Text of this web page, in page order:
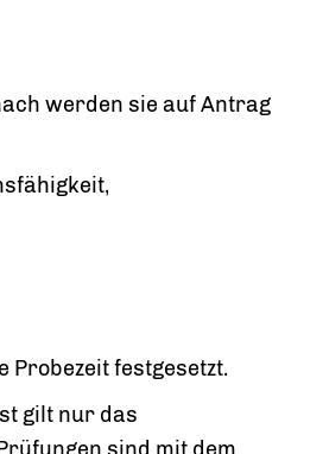
werden sie auf Antrag
festgesetzt.
gilt nur das